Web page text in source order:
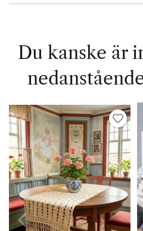
Du kanske är